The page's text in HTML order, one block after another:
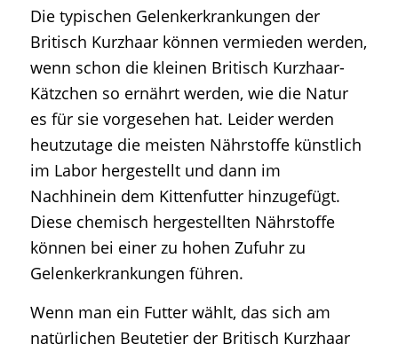
Die typischen Gelenkerkrankungen der
Britisch Kurzhaar können vermieden werden,
wenn schon die kleinen Britisch Kurzhaar-
Kätzchen so ernährt werden, wie die Natur
es für sie vorgesehen hat. Leider werden
heutzutage die meisten Nährstoffe künstlich
im Labor hergestellt und dann im
Nachhinein dem Kittenfutter hinzugefügt.
Diese chemisch hergestellten Nährstoffe
können bei einer zu hohen Zufuhr zu
Gelenkerkrankungen führen.
Wenn man ein Futter wählt, das sich am
natürlichen Beutetier der Britisch Kurzhaar